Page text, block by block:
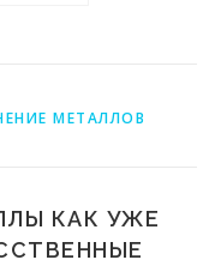
МЕТАЛЛОВ
КАК УЖЕ